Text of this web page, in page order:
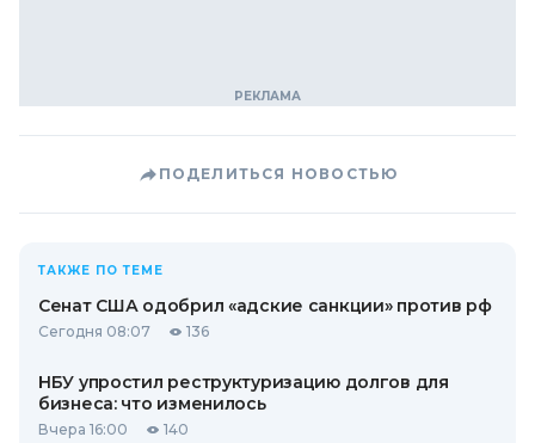
ПОДЕЛИТЬСЯ НОВОСТЬЮ
ТАКЖЕ ПО ТЕМЕ
Сенат США одобрил «адские санкции» против рф
Сегодня 08:07 136
НБУ упростил реструктуризацию долгов для
бизнеса: что изменилось
Вчера 16:00 140